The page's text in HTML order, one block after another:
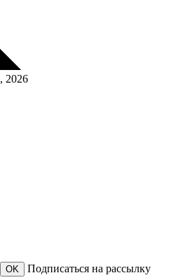
, 2026
OK Подписаться на рассылку